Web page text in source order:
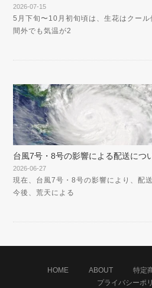
2026-07-15
5月下旬〜10月初旬頃は、生花はクー
間外でも気温が2
台風7号・8号の影響による配送につ
2026-06-27
現在、台風7号・8号の影響により、配
今後、荒天による
HOME ABOUT
特定
プライバシーポ